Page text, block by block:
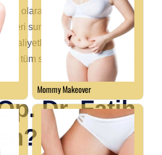
olarak, hastalarımız için
sunuyoruz. Ameliyat
maliyetler hakkında detaylı bir
ve tüm süreci şeffaf bir şekilde
Dr. Fatih